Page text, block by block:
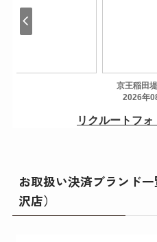
お取扱い決済ブランド
沢店）